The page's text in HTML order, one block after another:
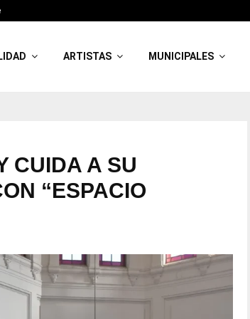
ARTISTAS MUNICIPALES
CUIDA A SU
“ESPACIO